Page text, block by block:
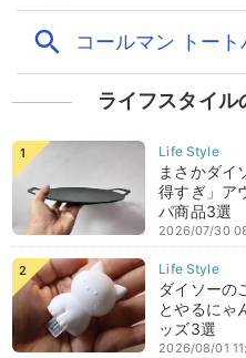
ライフスタイ
まさかダイ
得すぎ」ア
パ商品3選
2026/07/30
ダイソーの
とやるにゃ
ッズ3選
2026/08/01